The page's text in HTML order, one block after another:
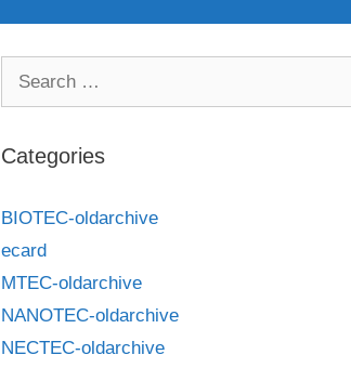
Categories
BIOTEC-oldarchive
ecard
MTEC-oldarchive
NANOTEC-oldarchive
NECTEC-oldarchive